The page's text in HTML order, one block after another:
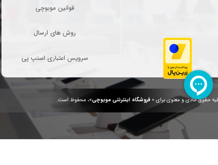
حقوق مادی و معنوی برای «فروشگاه اینترنتی موبوچی»، محفوظ است.
قوانین موبوچی
روش های ارسال
سرویس اعتباری اسنپ پی